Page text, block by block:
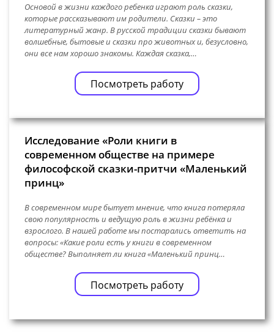
Основой в жизни каждого ребенка играют роль сказки,
которые рассказывают им родители. Сказки – это
литературный жанр. В русской традиции сказки бывают
волшебные, бытовые и сказки про животных и, безусловно,
они все нам хорошо знакомы. Каждая сказка,…
Посмотреть работу
Исследование «Роли книги в
современном обществе на примере
философской сказки-притчи «Маленький
принц»
В современном мире бытует мнение, что книга потеряла
свою популярность и ведущую роль в жизни ребёнка и
взрослого. В нашей работе мы постарались ответить на
вопросы: «Какие роли есть у книги в современном
обществе? Выполняет ли книга «Маленький принц…
Посмотреть работу